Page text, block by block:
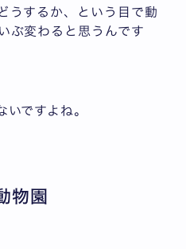
うするか、という目で動
ぶ変わると思うんです
いですよね。
物園